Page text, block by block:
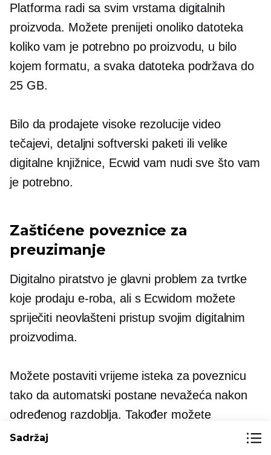
Platforma radi sa svim vrstama digitalnih
proizvoda. Možete prenijeti onoliko datoteka
koliko vam je potrebno po proizvodu, u bilo
kojem formatu, a svaka datoteka podržava do
25 GB.
Bilo da prodajetevisoke rezolucijevideo
tečajevi, detaljni softverski paketi ili velike
digitalne knjižnice, Ecwid vam nudi sve što vam
je potrebno.
Zaštićene poveznice za
preuzimanje
Digitalno piratstvo je glavni problem za tvrtke
koje prodaju e-roba, ali s Ecwidom možete
spriječiti neovlašteni pristup svojim digitalnim
proizvodima.
Možete postaviti vrijeme isteka za poveznicu
tako da automatski postane nevažeća nakon
određenog razdoblja. Također možete
ograničiti koliko se puta poveznica može
Sadržaj